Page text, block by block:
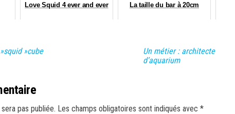
Love Squid 4 ever and ever La taille du bar à 20cm
»cube
Un métier : architecte
d’aquarium
pas publiée. Les champs obligatoires sont indiqués avec *